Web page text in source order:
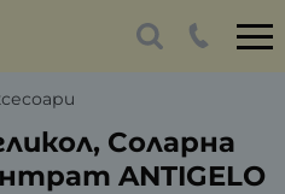
Соларна
ANTIGELO